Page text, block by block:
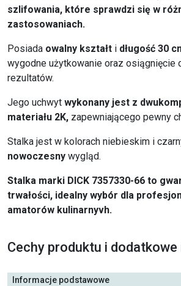
szlifowania, które sprawdzi się w
zastosowaniach.
Posiada owalny kształt i długość 30
wygodne użytkowanie oraz osiągnięcie
rezultatów.
Jego uchwyt wykonany jest z
materiału 2K, zapewniającego pewny
Stalka jest w kolorach niebieskim i
nowoczesny wygląd.
Stalka marki DICK 7357330-66 to
trwałości, idealny wybór dla
amatorów kulinarnyvh.
Cechy produktu i
Informacje podstawowe